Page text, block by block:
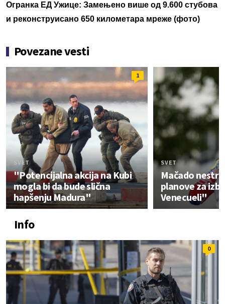
Огранка ЕД Ужице: Замењено више од 9.600 стубова
и реконструисано 650 километара мреже (фото)
Povezane vesti
1
SVET
"Potencijalna akcija na Kubi
mogla bi da bude slična
hapšenju Madura"
SVET
Mačado
planove za
Venecueli"
Info
0